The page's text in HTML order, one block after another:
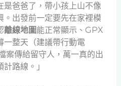
是爸爸了，帶小孩上山不像
。出發前一定要先在家裡模
離線地圖能正常顯示、GPX
一整天（建議帶行動電
案傳給留守人，萬一真的出
路線。」